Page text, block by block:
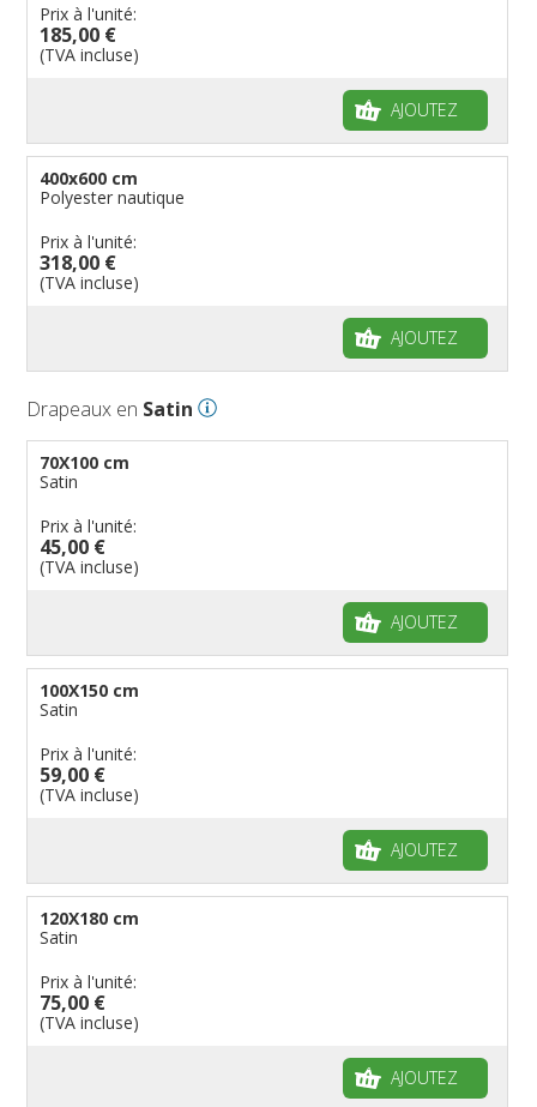
Prix à l'unité:
185,00 €
(TVA incluse)
AJOUTEZ
400x600 cm
Polyester nautique
Prix à l'unité:
318,00 €
(TVA incluse)
AJOUTEZ
Drapeaux en Satin
70X100 cm
Satin
Prix à l'unité:
45,00 €
(TVA incluse)
AJOUTEZ
100X150 cm
Satin
Prix à l'unité:
59,00 €
(TVA incluse)
AJOUTEZ
120X180 cm
Satin
Prix à l'unité:
75,00 €
(TVA incluse)
AJOUTEZ